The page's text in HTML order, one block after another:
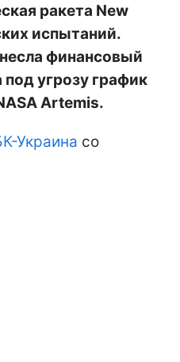
ракета New
испытаний.
финансовый
под угрозу график
Artemis.
Украина со